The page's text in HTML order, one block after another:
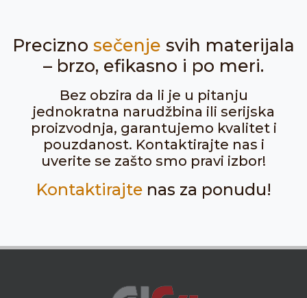
Precizno sečenje svih materijala
– brzo, efikasno i po meri.
Bez obzira da li je u pitanju
jednokratna narudžbina ili serijska
proizvodnja, garantujemo kvalitet i
pouzdanost. Kontaktirajte nas i
uverite se zašto smo pravi izbor!
Kontaktirajtenas za ponudu!